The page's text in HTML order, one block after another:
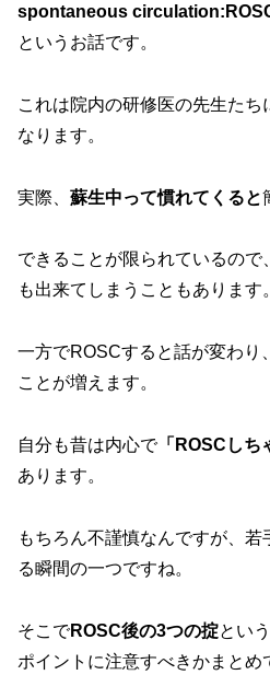
spontaneous
というお話です。
これは院内の研修医の先生たち
なります。
実際、 蘇生中って慣れてくると
できることが限られているの
も出来てしまうこともあります。
一方でROSCすると話が変わり
ことが増えます。
自分も昔は内心で「ROSCしち
あります。
もちろん不謹慎なんですが、
る瞬間の一つですね。
そこでROSC後の3つの掟とい
ポイントに注意すべきかまとめ